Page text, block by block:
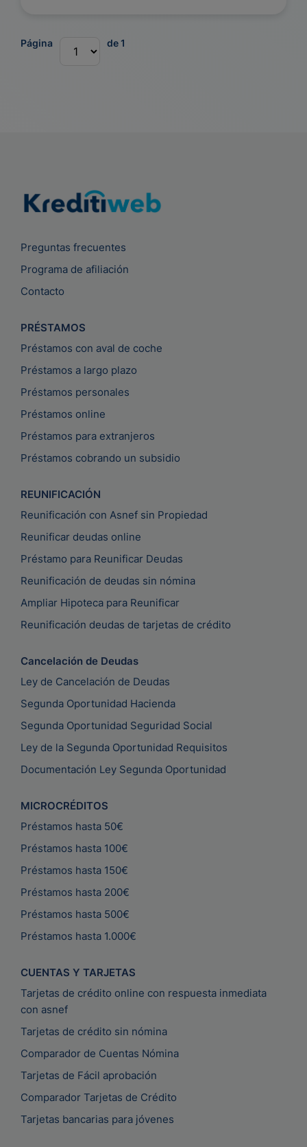
Página de 1
Preguntas frecuentes
Programa de afiliación
Contacto
PRÉSTAMOS
Préstamos con aval de coche
Préstamos a largo plazo
Préstamos personales
Préstamos online
Préstamos para extranjeros
Préstamos cobrando un subsidio
REUNIFICACIÓN
Reunificación con Asnef sin Propiedad
Reunificar deudas online
Préstamo para Reunificar Deudas
Reunificación de deudas sin nómina
Ampliar Hipoteca para Reunificar
Reunificación deudas de tarjetas de crédito
Cancelación de Deudas
Ley de Cancelación de Deudas
Segunda Oportunidad Hacienda
Segunda Oportunidad Seguridad Social
Ley de la Segunda Oportunidad Requisitos
Documentación Ley Segunda Oportunidad
MICROCRÉDITOS
Préstamos hasta 50€
Préstamos hasta 100€
Préstamos hasta 150€
Préstamos hasta 200€
Préstamos hasta 500€
Préstamos hasta 1.000€
CUENTAS Y TARJETAS
Tarjetas de crédito online con respuesta inmediata
con asnef
Tarjetas de crédito sin nómina
Comparador de Cuentas Nómina
Tarjetas de Fácil aprobación
Comparador Tarjetas de Crédito
Tarjetas bancarias para jóvenes